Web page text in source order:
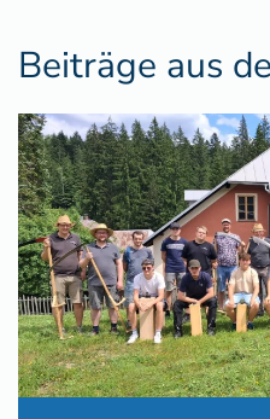
Beiträge aus